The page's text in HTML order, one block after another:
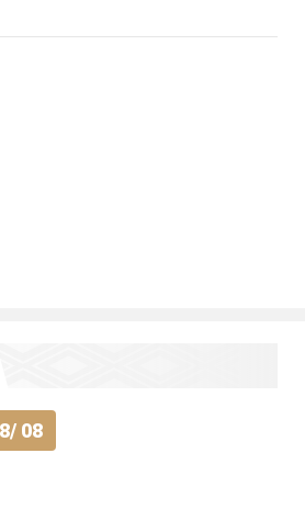
08